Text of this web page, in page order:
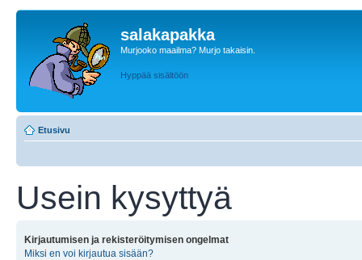
salakapakka
Murjooko maailma? Murjo takaisin.
Hyppää sisältöön
Etusivu
Usein kysyttyä
Kirjautumisen ja rekisteröitymisen ongelmat
Miksi en voi kirjautua sisään?